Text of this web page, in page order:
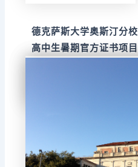
德克萨斯大学奥斯汀分校
高中生暑期官方证书项目